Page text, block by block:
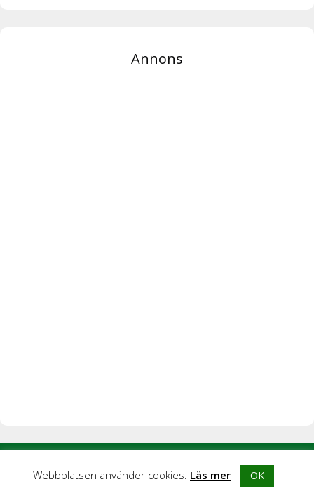
Annons
Kontakta oss|
Blogghubb
Webbplatsen använder cookies. Läs mer OK